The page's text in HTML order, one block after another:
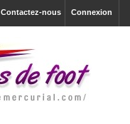
Connexion
Contactez-nous